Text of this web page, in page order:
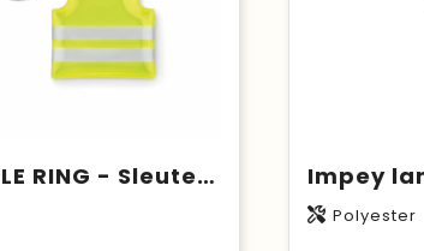
VISIBLE RING - Sleutelhanger veiligheidsvest
Polyester